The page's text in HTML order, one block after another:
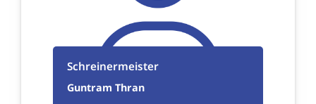
Schreinermeister
Guntram Thran